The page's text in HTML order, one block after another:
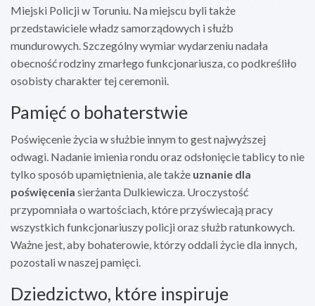
Miejski Policji w Toruniu. Na miejscu byli także
przedstawiciele władz samorządowych i służb
mundurowych. Szczególny wymiar wydarzeniu nadała
obecność rodziny zmarłego funkcjonariusza, co podkreśliło
osobisty charakter tej ceremonii.
Pamięć o bohaterstwie
Poświęcenie życia w służbie innym to gest najwyższej
odwagi. Nadanie imienia rondu oraz odsłonięcie tablicy to nie
tylko sposób upamiętnienia, ale także uznanie dla
poświęcenia sierżanta Dulkiewicza. Uroczystość
przypomniała o wartościach, które przyświecają pracy
wszystkich funkcjonariuszy policji oraz służb ratunkowych.
Ważne jest, aby bohaterowie, którzy oddali życie dla innych,
pozostali w naszej pamięci.
Dziedzictwo, które inspiruje